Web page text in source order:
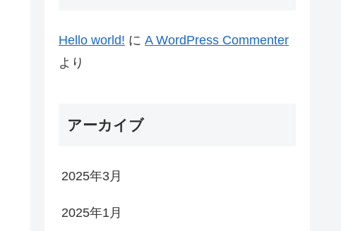
Hello world! に A WordPress Commenter
より
アーカイブ
2025年3月
2025年1月